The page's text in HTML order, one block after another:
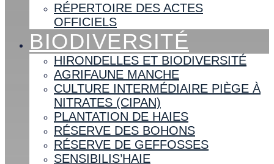
RÉPERTOIRE DES ACTES
OFFICIELS
BIODIVERSITÉ
HIRONDELLES ET BIODIVERSITÉ
AGRIFAUNE MANCHE
CULTURE INTERMÉDIAIRE PIÈGE À
NITRATES (CIPAN)
PLANTATION DE HAIES
RÉSERVE DES BOHONS
RÉSERVE DE GEFFOSSES
SENSIBILIS’HAIE